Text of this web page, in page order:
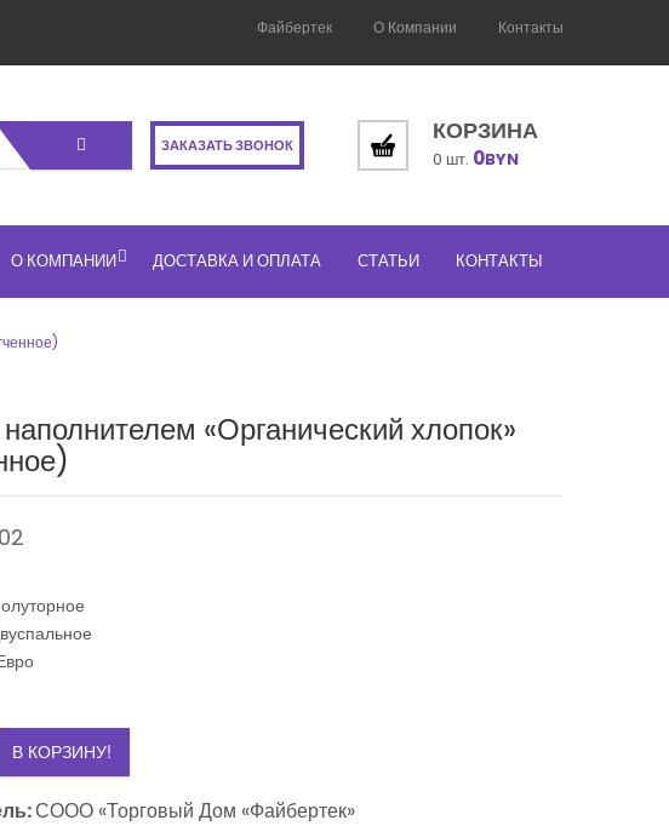
Файбертек О Компании Контакты
ЗАКАЗАТЬ ЗВОНОК КОРЗИНА
0 шт. 0BYN
О КОМПАНИИ ДОСТАВКА И ОПЛАТА СТАТЬИ КОНТАКТЫ
«Органический хлопок»
В КОРЗИНУ!
СООО «Торговый Дом «Файбертек»